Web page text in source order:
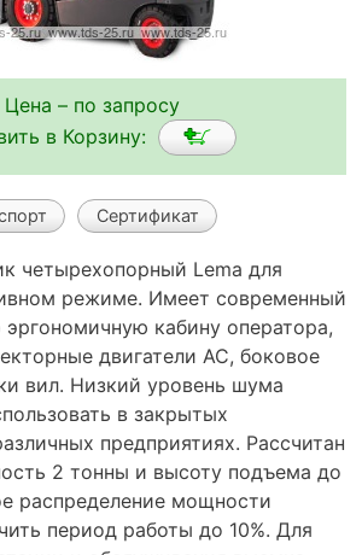
Цена – по запросу
в Корзину:
Сертификат
четырехопорный Lema для
режиме. Имеет современный
кабину оператора,
двигатели АС, боковое
вил. Низкий уровень шума
в закрытых
предприятиях. Рассчитан
2 тонны и высоту подъема до
распределение мощности
период работы до 10%. Для